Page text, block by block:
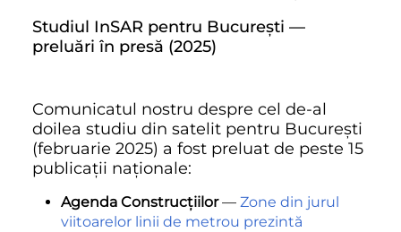
Studiul InSAR pentru București —
preluări în presă (2025)
Comunicatul nostru despre cel de-al
doilea studiu din satelit pentru București
(februarie 2025) a fost preluat de peste 15
publicații naționale:
Agenda Construcțiilor— Zone din jurul
viitoarelor linii de metrou prezintă